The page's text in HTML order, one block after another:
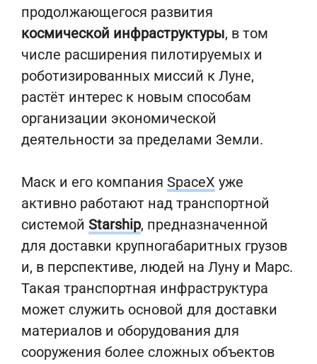
продолжающегося развития
космической инфраструктуры, в том
числе расширения пилотируемых и
роботизированных миссий к Луне,
растёт интерес к новым способам
организации экономической
деятельности за пределами Земли.
Маск и его компания SpaceX уже
активно работают над транспортной
системой Starship, предназначенной
для доставки крупногабаритных грузов
и, в перспективе, людей на Луну и Марс.
Такая транспортная инфраструктура
может служить основой для доставки
материалов и оборудования для
сооружения более сложных объектов